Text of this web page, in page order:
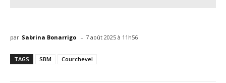
par Sabrina Bonarrigo - 7 août 2025 à 11h56
TAGS SBM Courchevel